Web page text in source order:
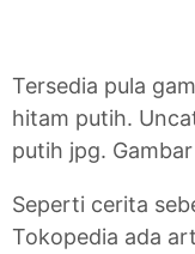
Tersedia pula
hitam putih.
putih jpg.
Seperti cerita
Tokopedia ada